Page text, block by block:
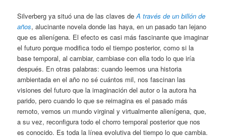
Silverberg ya situó una de las claves deA través de un billón de
años, alucinante novela donde las haya, en un pasado tan lejano
que es alienígena. El efecto es casi más fascinante que imaginar
el futuro porque modifica todo el tiempo posterior, como si la
base temporal, al cambiar, cambiase con ella todo lo que iría
después. En otras palabras: cuando leemos una historia
ambientada en el año no sé cuántos mil, nos fascinan las
visiones del futuro que la imaginación del autor o la autora ha
parido, pero cuando lo que se reimagina es el pasado más
remoto, vemos un mundo virginal y virtualmente alienígena, que,
a su vez, reconfigura todo el chorro temporal posterior que nos
es conocido. Es toda la línea evolutiva del tiempo lo que cambia.